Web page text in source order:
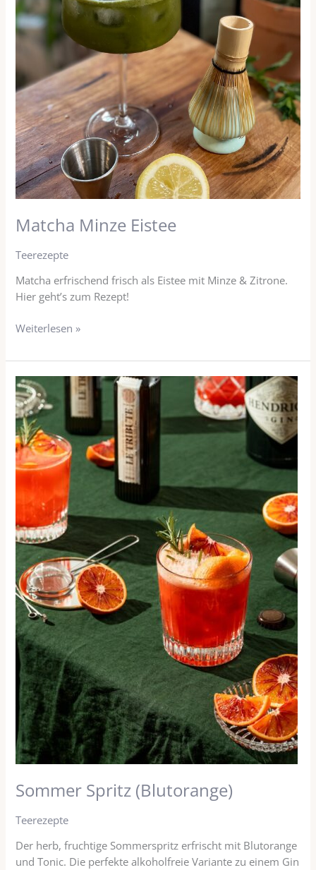
Matcha Minze Eistee
Teerezepte
Matcha erfrischend frisch als Eistee mit Minze & Zitrone.
Hier geht’s zum Rezept!
Weiterlesen »
Sommer Spritz (Blutorange)
Teerezepte
Der herb, fruchtige Sommerspritz erfrischt mit Blutorange
und Tonic. Die perfekte alkoholfreie Variante zu einem Gin
Sommer
Spritz
(Blutorange)